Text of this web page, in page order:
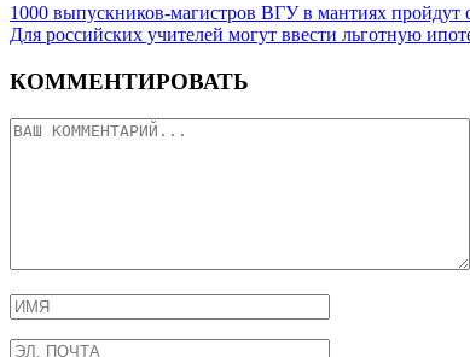
1000 выпускников-магистров ВГУ в мантиях
Для российских учителей могут ввести льготную
КОММЕНТИРОВАТЬ